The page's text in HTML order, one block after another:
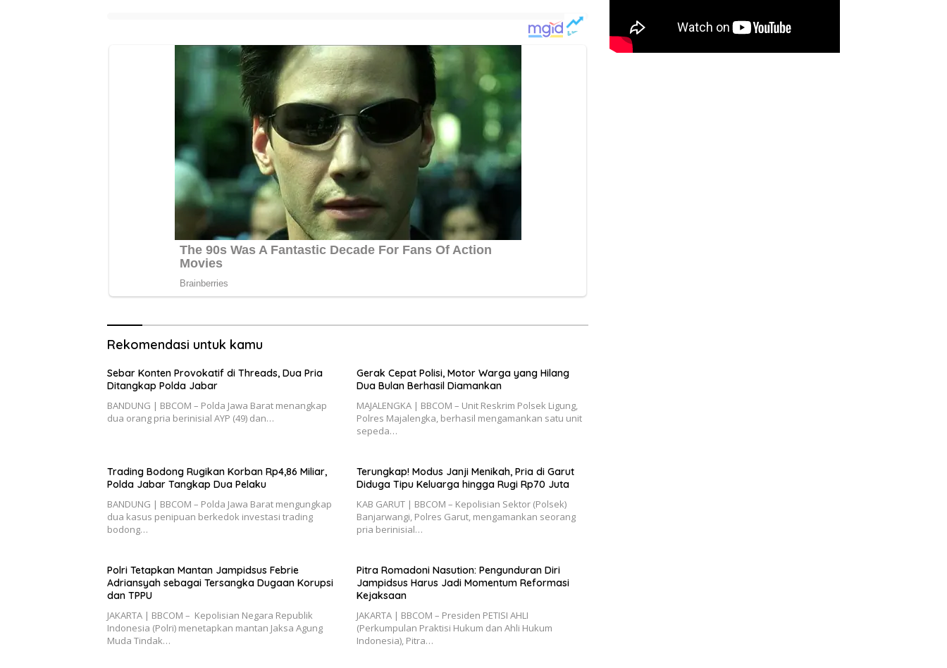
Rekomendasi untuk kamu
Sebar Konten Provokatif di Threads, Dua Pria
Ditangkap Polda Jabar
BANDUNG | BBCOM – Polda Jawa Barat menangkap
dua orang pria berinisial AYP (49) dan…
Gerak Cepat Polisi, Motor Warga yang Hilang
Dua Bulan Berhasil Diamankan
MAJALENGKA | BBCOM – Unit Reskrim Polsek Ligung,
Polres Majalengka, berhasil mengamankan satu unit
sepeda…
Trading Bodong Rugikan Korban Rp4,86 Miliar,
Polda Jabar Tangkap Dua Pelaku
BANDUNG | BBCOM – Polda Jawa Barat mengungkap
dua kasus penipuan berkedok investasi trading
bodong…
Terungkap! Modus Janji Menikah, Pria di Garut
Diduga Tipu Keluarga hingga Rugi Rp70 Juta
KAB GARUT | BBCOM – Kepolisian Sektor (Polsek)
Banjarwangi, Polres Garut, mengamankan seorang
pria berinisial…
Polri Tetapkan Mantan Jampidsus Febrie
Adriansyah sebagai Tersangka Dugaan Korupsi
dan TPPU
JAKARTA | BBCOM – Kepolisian Negara Republik
Indonesia (Polri) menetapkan mantan Jaksa Agung
Muda Tindak…
Pitra Romadoni Nasution: Pengunduran Diri
Jampidsus Harus Jadi Momentum Reformasi
Kejaksaan
JAKARTA | BBCOM – Presiden PETISI AHLI
(Perkumpulan Praktisi Hukum dan Ahli Hukum
Indonesia), Pitra…